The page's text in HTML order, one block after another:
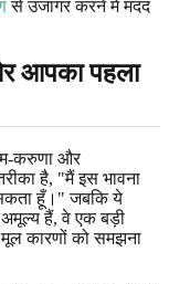
से उजागर करने में मदद
आपका पहला
करुणा और
है, "मैं इस भावना
हूँ।" जबकि ये
हैं, वे एक बड़ी
कारणों को समझना